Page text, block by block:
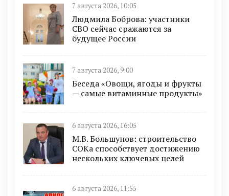
7 августа 2026, 10:05
Людмила Боброва: участники
СВО сейчас сражаются за
будущее России
7 августа 2026, 9:00
Беседа «Овощи, ягоды и фрукты
— самые витаминные продукты»
6 августа 2026, 16:05
М.В. Большунов: строительство
СОКа способствует достижению
нескольких ключевых целей
6 августа 2026, 11:55